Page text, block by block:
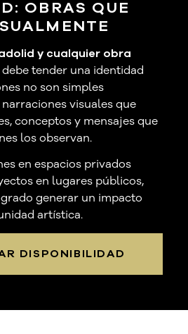
OBRAS QUE
y cualquier obra
tender una identidad
no son simples
visuales que
conceptos y mensajes que
los observan.
en espacios privados
en lugares públicos,
generar un impacto
artística.
DISPONIBILIDAD